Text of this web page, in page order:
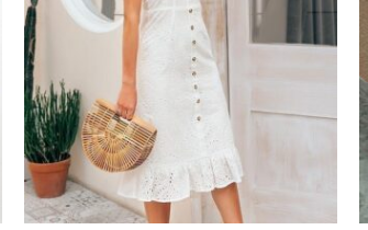
pueden